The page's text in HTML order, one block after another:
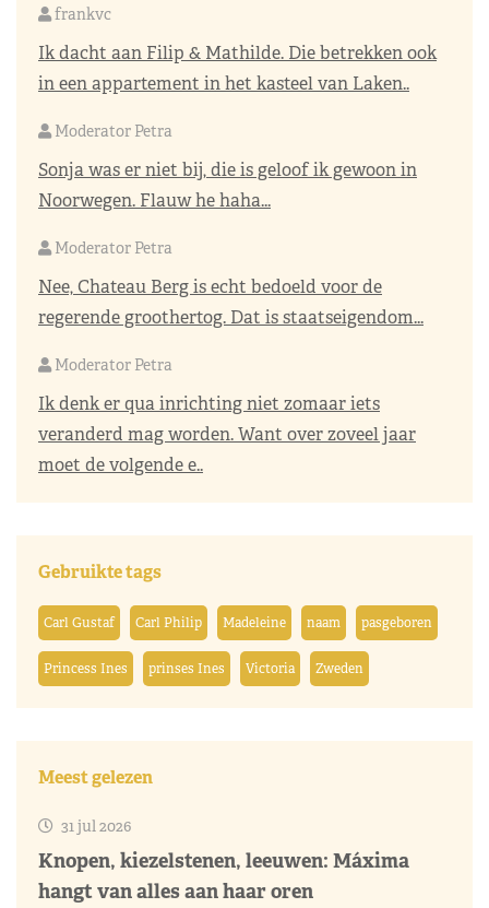
frankvc
Ik dacht aan Filip & Mathilde. Die betrekken ook
in een appartement in het kasteel van Laken..
Moderator Petra
Sonja was er niet bij, die is geloof ik gewoon in
Noorwegen. Flauw he haha...
Moderator Petra
Nee, Chateau Berg is echt bedoeld voor de
regerende groothertog. Dat is staatseigendom...
Moderator Petra
Ik denk er qua inrichting niet zomaar iets
veranderd mag worden. Want over zoveel jaar
moet de volgende e..
Gebruikte tags
Carl Gustaf Carl Philip Madeleine naam pasgeboren
Princess Ines prinses Ines Victoria Zweden
Meest gelezen
31 jul 2026
Knopen, kiezelstenen, leeuwen: Máxima
hangt van alles aan haar oren